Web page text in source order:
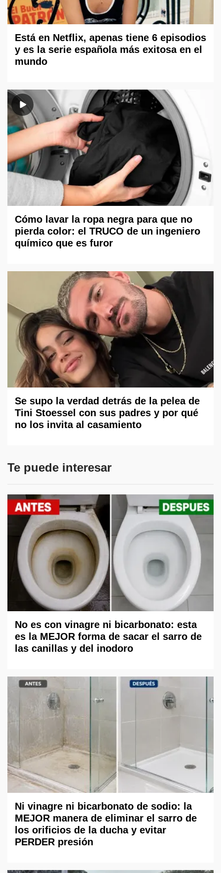
Está en Netflix, apenas tiene 6 episodios
y es la serie española más exitosa en el
mundo
Cómo lavar la ropa negra para que no
pierda color: el TRUCO de un ingeniero
químico que es furor
Se supo la verdad detrás de la pelea de
Tini Stoessel con sus padres y por qué
no los invita al casamiento
Te puede interesar
No es con vinagre ni bicarbonato: esta
es la MEJOR forma de sacar el sarro de
las canillas y del inodoro
Ni vinagre ni bicarbonato de sodio: la
MEJOR manera de eliminar el sarro de
los orificios de la ducha y evitar
PERDER presión